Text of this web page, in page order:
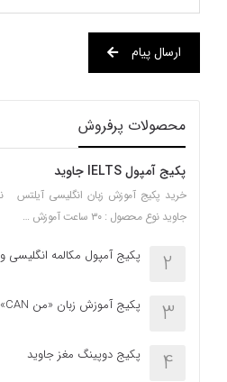
ارسال پیام
محصولات پرفروش
پکیج آمپول IELTS جاوید
جاوید نوع محصول : ۳۰ ساعت آموزش …
2 پکیج آمپول مکالمه انگلیسی و 1000 لغت
3 پکیج آموزش زبان «من CAN» (ویژه کودکان)
4 پکیج دوپینگ مغز جاوید